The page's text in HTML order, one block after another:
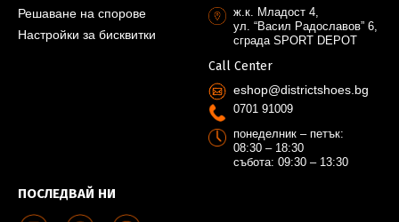
Решаване на спорове
Настройки за бисквитки
ПОСЛЕДВАЙ НИ
ж.к. Младост 4,
ул. “Васил Радославов” 6,
сграда SPORT DEPOT
Call Center
eshop@districtshoes.bg
0701 91009
понеделник – петък:
08:30 – 18:30
събота: 09:30 – 13:30